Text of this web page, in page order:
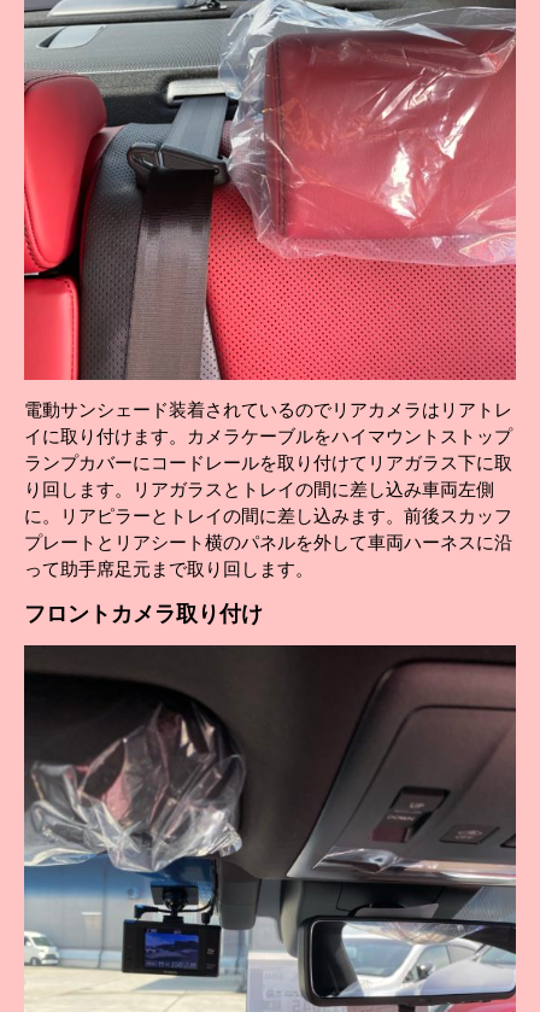
電動サンシェード装着されているのでリアカメラはリアトレ
イに取り付けます。カメラケーブルをハイマウントストップ
ランプカバーにコードレールを取り付けてリアガラス下に取
り回します。リアガラスとトレイの間に差し込み車両左側
に。リアピラーとトレイの間に差し込みます。前後スカッフ
プレートとリアシート横のパネルを外して車両ハーネスに沿
って助手席足元まで取り回します。
フロント カメラ取り付け